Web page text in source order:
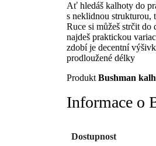
Ať hledáš kalhoty do
s neklidnou strukturou,
Ruce si můžeš strčit
najdeš praktickou
zdobí je decentní
prodloužené délky
Produkt Bushman
Informace o
Dostupnost